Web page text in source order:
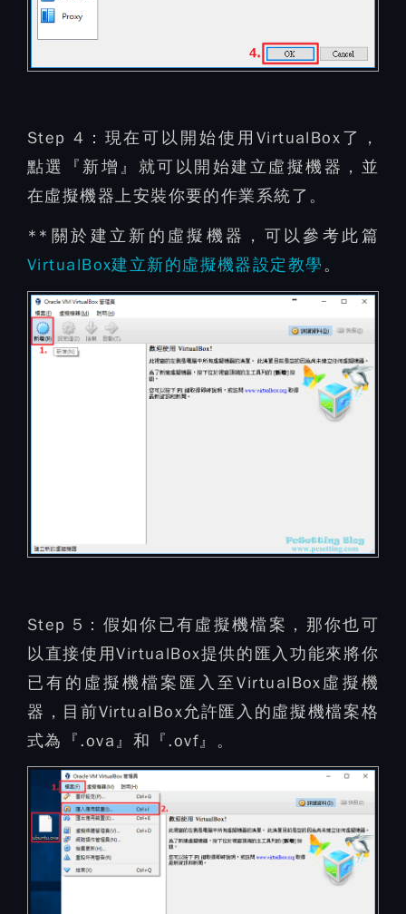
Step 4： 現在可以開始使用VirtualBox了，
點選『新增』就可以開始建立虛擬機器，並
在虛擬機器上安裝你要的作業系統了。
**關於建立新的虛擬機器，可以參考此篇
VirtualBox建立新的虛擬機器設定教學。
Step 5： 假如你已有虛擬機檔案，那你也可
以直接使用VirtualBox提供的匯入功能來將你
已有的虛擬機檔案匯入至VirtualBox虛擬機
器，目前VirtualBox允許匯入的虛擬機檔案格
式為『.ova』和『.ovf』。